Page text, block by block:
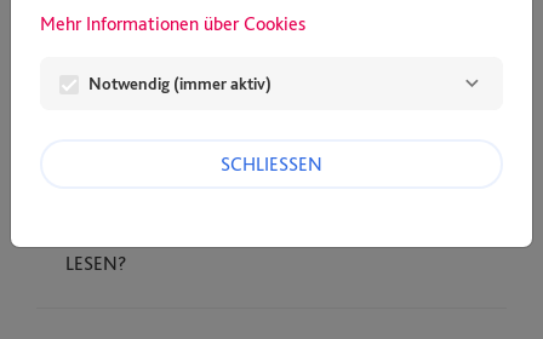
SEITE", ICH BLEIBE ABER AUF DER
LESEN?
Mehr Informationen über Cookies
Notwendig (immer aktiv)
SCHLIESSEN